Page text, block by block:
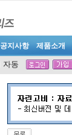
공지사항 제품소개
자동